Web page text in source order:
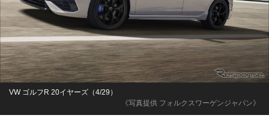
《写真提供 フォルクスワーゲンジャパン》
VW ゴルフR 20イヤーズ（4/29）